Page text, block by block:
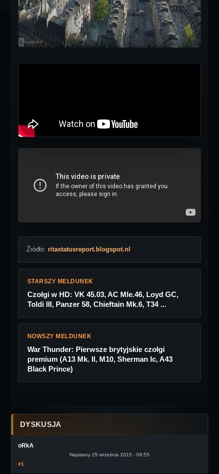
Źródło: ritastatusreport.blogspot.nl
STARSZY MELDUNEK
Czołgi w HD: VK 45.03, AC Mle.46, Loyd GC,
Toldi III, Panzer 58, Chieftain Mk.6, T34 ...
NOWSZY MELDUNEK
War Thunder: Pierwsze brytyjskie czołgi
premium (A13 Mk. II, M10, Sherman Ic, A43
Black Prince)
DYSKUSJA
oRkA
Napisany 25 września 2015 - 09:55
#1